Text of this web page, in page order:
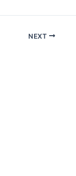
NEXT